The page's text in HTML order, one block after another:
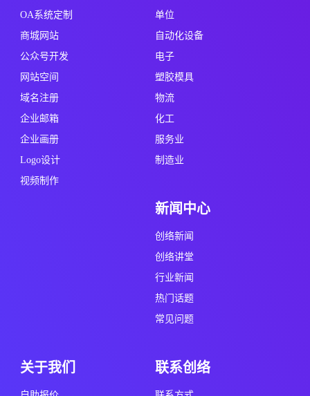
OA系统定制
商城网站
公众号开发
网站空间
域名注册
企业邮箱
企业画册
Logo设计
视频制作
单位
自动化设备
电子
塑胶模具
物流
化工
服务业
制造业
新闻中心
创络新闻
创络讲堂
行业新闻
热门话题
常见问题
关于我们 联系创络